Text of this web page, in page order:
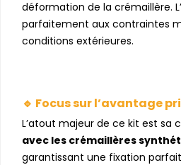
déformation de la crémaillère.
parfaitement aux contraintes
conditions extérieures.
🔹 Focus sur l’avantage
L’atout majeur de ce kit est sa
avec les crémaillères
garantissant une fixation